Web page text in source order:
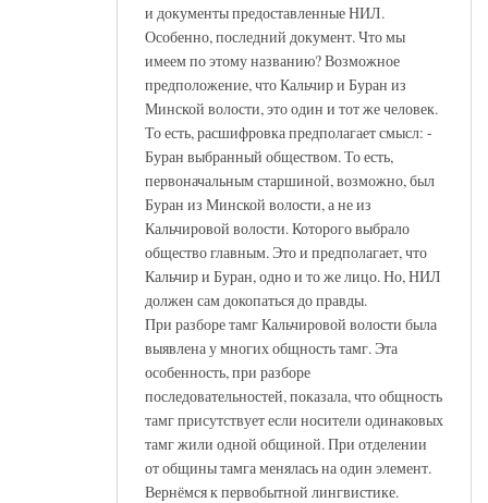
и документы предоставленные НИЛ.
Особенно, последний документ. Что мы
имеем по этому названию? Возможное
предположение, что Кальчир и Буран из
Минской волости, это один и тот же человек.
То есть, расшифровка предполагает смысл: -
Буран выбранный обществом. То есть,
первоначальным старшиной, возможно, был
Буран из Минской волости, а не из
Кальчировой волости. Которого выбрало
общество главным. Это и предполагает, что
Кальчир и Буран, одно и то же лицо. Но, НИЛ
должен сам докопаться до правды.
При разборе тамг Кальчировой волости была
выявлена у многих общность тамг. Эта
особенность, при разборе
последовательностей, показала, что общность
тамг присутствует если носители одинаковых
тамг жили одной общиной. При отделении
от общины тамга менялась на один элемент.
Вернёмся к первобытной лингвистике.